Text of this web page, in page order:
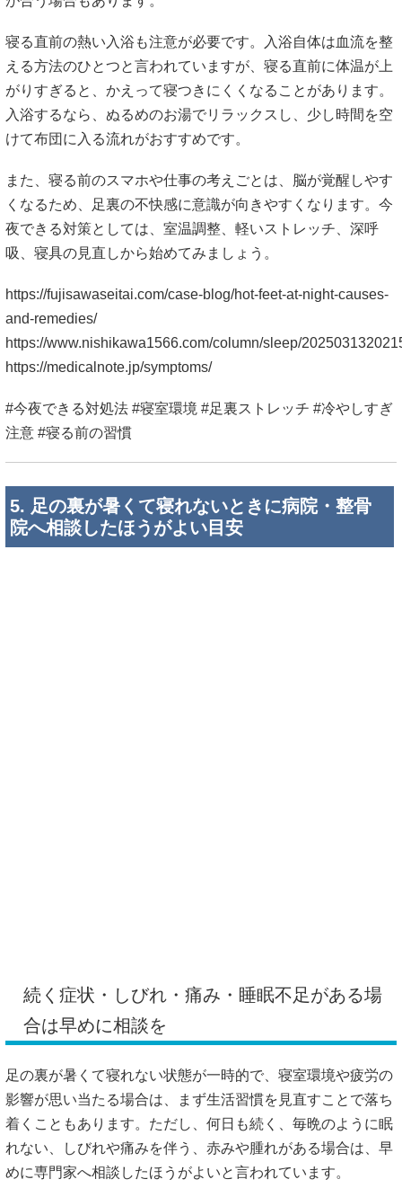
また、寝る前のスマホや仕事の考えごとは、脳が覚醒しやす
くなるため、足裏の不快感に意識が向きやすくなります。今
夜できる対策としては、室温調整、軽いストレッチ、深呼
吸、寝具の見直しから始めてみましょう。
https://fujisawaseitai.com/case-blog/hot-feet-at-night-causes-
and-remedies/
https://www.nishikawa1566.com/column/sleep/
https://medicalnote.jp/symptoms/
#今夜できる対処法 #寝室環境 #足裏ストレッチ #冷やしすぎ
注意 #寝る前の習慣
5. 足の裏が暑くて寝れないときに病院・整骨
院へ相談したほうがよい目安
めに専門家へ相談したほうがよいと言われています。
読者さん：「整骨院と病院、どちらに相談すればいいです
か？」
筆者：「目安として、しびれ・強い痛み・発熱・赤み・腫れ
がある場合は、まず医療機関で相談すると安心です」
参考記事では、足の裏の熱さに加えて気になる症状がある場
合は、内科や総合診療科などで相談することがすすめられる